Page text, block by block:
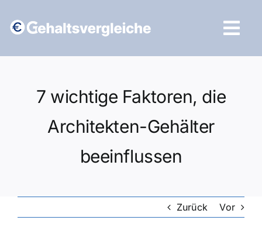
Inhalt
7 wichtige Faktoren, die
Architekten-Gehälter
beeinflussen
Zurück Vor